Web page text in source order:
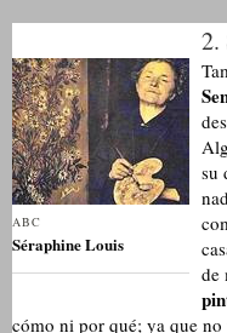
ABC
Séraphine Louis
2.
su
de
cómo ni por qué; ya que